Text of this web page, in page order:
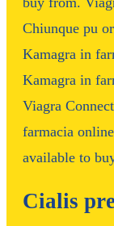
Chiunque pu
Kamagra in
Kamagra in
Viagra
farmacia
available to
Cialis